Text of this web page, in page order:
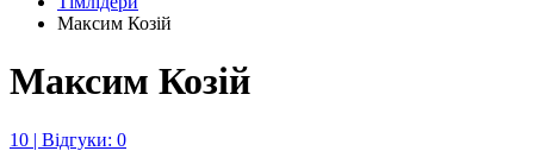
Максим Козій
Максим Козій
10 | Відгуки: 0